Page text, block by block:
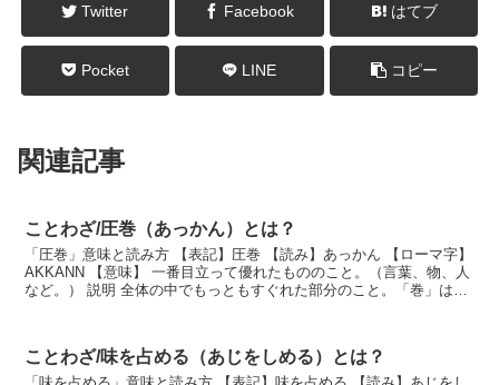
Twitter Facebook はてブ
Pocket LINE コピー
関連記事
ことわざ/圧巻（あっかん）とは？
「圧巻」意味と読み方 【表記】圧巻 【読み】あっかん 【ローマ字】
AKKANN 【意味】 一番目立って優れたもののこと。（言葉、物、人
など。） 説明 全体の中でもっともすぐれた部分のこと。「巻」は、
ことわざ/味を占める（あじをしめる）とは？